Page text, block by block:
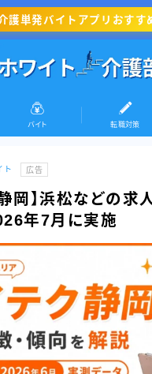
護単発バイトアプリおすす
バイト 転職対策
ト 広告
静岡】浜松などの求
年7月に実施